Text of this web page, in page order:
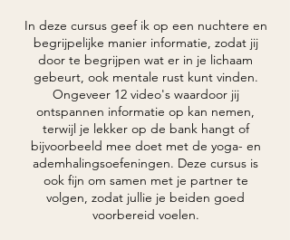
In deze cursus geef ik op een nuchtere en
begrijpelijke manier informatie, zodat jij
door te begrijpen wat er in je lichaam
gebeurt, ook mentale rust kunt vinden.
Ongeveer 12 video's waardoor jij
ontspannen informatie op kan nemen,
terwijl je lekker op de bank hangt of
bijvoorbeeld mee doet met de yoga- en
ademhalingsoefeningen. Deze cursus is
ook fijn om samen met je partner te
volgen, zodat jullie je beiden goed
voorbereid voelen.